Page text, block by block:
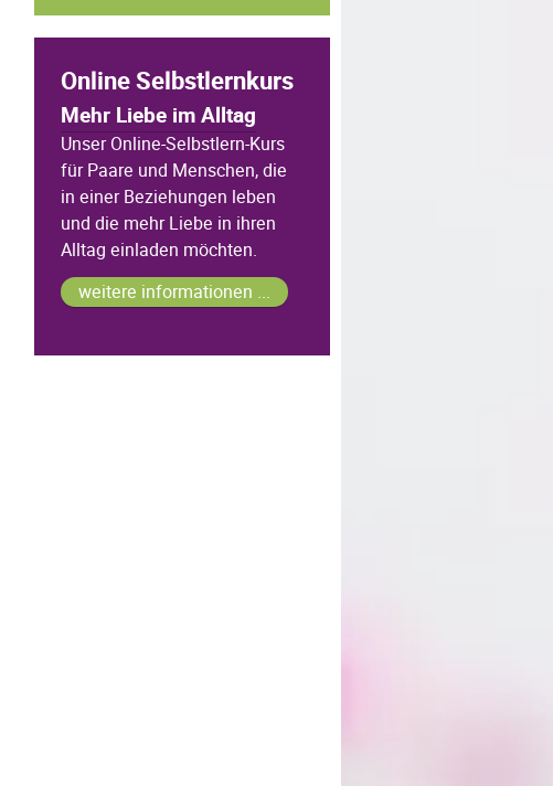
Online Selbstlernkurs
Mehr Liebe im Alltag
Unser Online-Selbstlern-Kurs
für Paare und Menschen, die
in einer Beziehungen leben
und die mehr Liebe in ihren
Alltag einladen möchten.
weitere informationen ...